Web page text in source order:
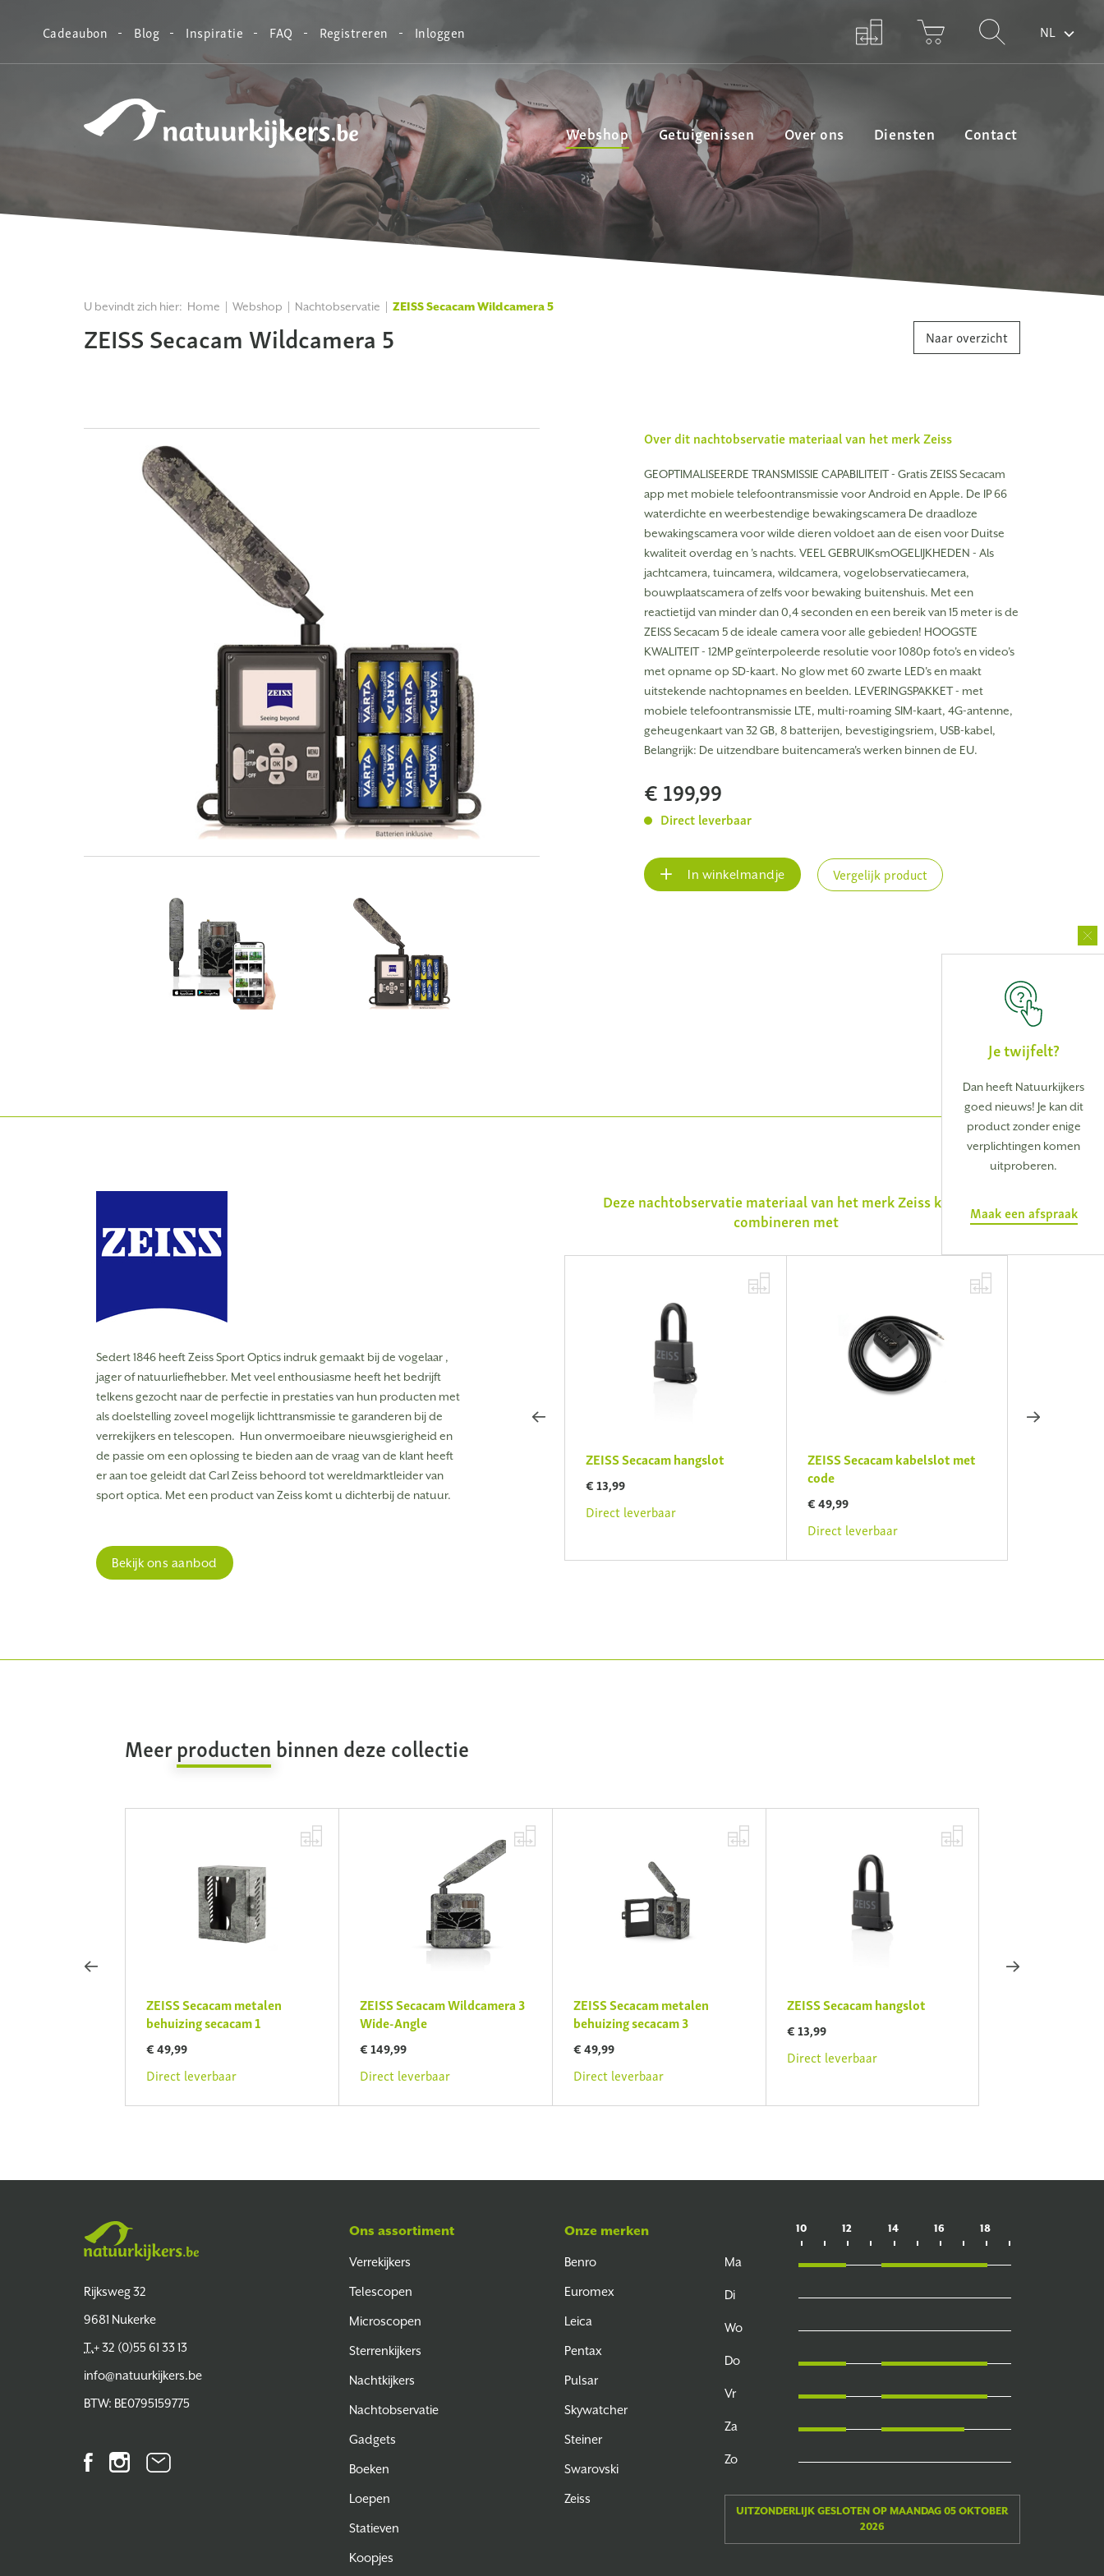
Cadeaubon Blog Inspiratie FAQ Registreren Inloggen NL
Webshop Getuigenissen Over ons Diensten Contact
U bevindt zich hier: Home Webshop Nachtobservatie ZEISS Secacam Wildcamera 5
ZEISS Secacam Wildcamera 5 Naar overzicht
Over dit nachtobservatie materiaal van het merkZeiss
GEOPTIMALISEERDE TRANSMISSIE CAPABILITEIT - Gratis ZEISS Secacam
app met mobiele telefoontransmissie voor Android en Apple. De IP 66
waterdichte en weerbestendige bewakingscamera De draadloze
bewakingscamera voor wilde dieren voldoet aan de eisen voor Duitse
kwaliteit overdag en 's nachts. VEEL GEBRUIKsmOGELIJKHEDEN - Als
jachtcamera, tuincamera, wildcamera, vogelobservatiecamera,
bouwplaatscamera of zelfs voor bewaking buitenshuis. Met een
reactietijd van minder dan 0,4 seconden en een bereik van 15 meter is de
ZEISS Secacam 5 de ideale camera voor alle gebieden! HOOGSTE
KWALITEIT - 12MP geïnterpoleerde resolutie voor 1080p foto's en video's
met opname op SD-kaart. No glow met 60 zwarte LED's en maakt
uitstekende nachtopnames en beelden. LEVERINGSPAKKET - met
mobiele telefoontransmissie LTE, multi-roaming SIM-kaart, 4G-antenne,
geheugenkaart van 32 GB, 8 batterijen, bevestigingsriem, USB-kabel,
Belangrijk: De uitzendbare buitencamera's werken binnen de EU.
€ 199,99
Direct leverbaar
In winkelmandje Vergelijk product
Sedert 1846 heeft Zeiss Sport Optics indruk gemaakt bij de vogelaar ,
jager of natuurliefhebber. Met veel enthousiasme heeft het bedrijft
telkens gezocht naar de perfectie in prestaties van hun producten met
als doelstelling zoveel mogelijk lichttransmissie te garanderen bij de
verrekijkers en telescopen. Hun onvermoeibare nieuwsgierigheid en
de passie om een oplossing te bieden aan de vraag van de klant heeft
er aan toe geleidt dat Carl Zeiss behoord tot wereldmarktleider van
sport optica. Met een product van Zeiss komt u dichterbij de natuur.
Bekijk ons aanbod
Deze nachtobservatie materiaal van het merkZeisskan u
combineren met
ZEISS Secacam Solar Panel
Mini
€ 89,99
ZEISS Secacam metalen
behuizing Secacam 5
€ 49,99
ZEISS Secacam hangslot
€ 13,99
Direct leverbaar
ZEISS Secacam kabelslot met
code
€ 49,99
Direct leverbaar
Meerproductenbinnen deze collectie
ZEISS Secacam metalen
behuizing secacam 1
€ 49,99
Direct leverbaar
ZEISS Secacam Wildcamera 3
Wide-Angle
€ 149,99
Direct leverbaar
ZEISS Secacam metalen
behuizing secacam 3
€ 49,99
Direct leverbaar
ZEISS Secacam hangslot
€ 13,99
Direct leverbaar
Je twijfelt?
Dan heeft Natuurkijkers
goed nieuws! Je kan dit
product zonder enige
verplichtingen komen
uitproberen.
Maak een afspraak
Rijksweg 32
9681 Nukerke
T.+ 32 (0)55 61 33 13
info@natuurkijkers.be
BTW: BE0795159775
FacebookInstagramNieuwsbrief
Ons assortiment
Verrekijkers
Telescopen
Microscopen
Sterrenkijkers
Nachtkijkers
Nachtobservatie
Gadgets
Boeken
Loepen
Statieven
Koopjes
Onze merken
Benro
Euromex
Leica
Pentax
Pulsar
Skywatcher
Steiner
Swarovski
Zeiss
10 12 14 16 18
Ma
Di
Wo
Do
Vr
Za
Zo
UITZONDERLIJK GESLOTEN OP MAANDAG 05 OKTOBER
2026